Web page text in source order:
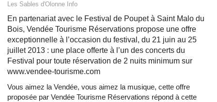
Les Sables d'Olonne Info
En partenariat avec le Festival de Poupet à Saint Malo du
Bois, Vendée Tourisme Réservations propose une offre
exceptionnelle à l’occasion du festival, du 21 juin au 25
juillet 2013 : une place offerte à l’un des concerts du
Festival pour toute réservation de 2 nuits minimum sur
www.vendee-tourisme.com
Vous aimez la Vendée, vous aimez la musique, cette offre
proposée par Vendée Tourisme Réservations répond à cette